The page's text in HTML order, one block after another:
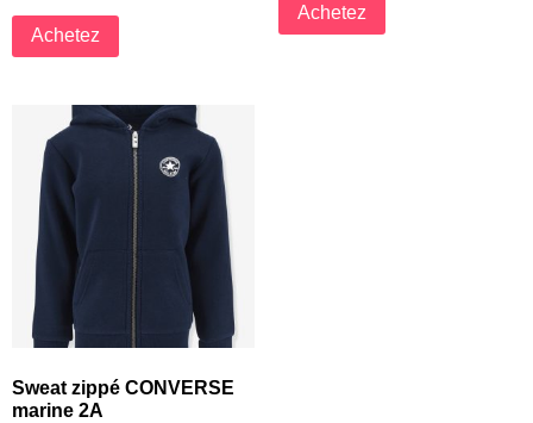
Achetez
Achetez
Sweat zippé CONVERSE
marine 2A